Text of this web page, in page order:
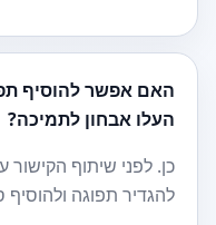
האם אפשר להוסיף
העלו אבחון לתמיכה?
כן. לפני שיתוף הקישור
להגדיר תפוגה ולהוסיף